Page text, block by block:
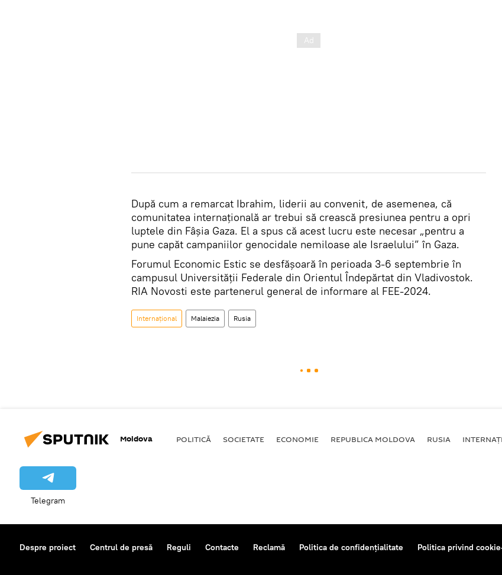
După cum a remarcat Ibrahim, liderii au convenit, de asemenea, că
comunitatea internațională ar trebui să crească presiunea pentru a opri
luptele din Fâșia Gaza. El a spus că acest lucru este necesar „pentru a
pune capăt campaniilor genocidale nemiloase ale Israelului” în Gaza.
Forumul Economic Estic se desfășoară în perioada 3-6 septembrie în
campusul Universității Federale din Orientul Îndepărtat din Vladivostok.
RIA Novosti este partenerul general de informare al FEE-2024.
Internațional Malaiezia Rusia
Moldova POLITICĂ SOCIETATE ECONOMIE REPUBLICA MOLDOVA RUSIA
Telegram
Despre proiect Centrul de presă Reguli Contacte Reclamă Politica de confidențialitate Politica privind